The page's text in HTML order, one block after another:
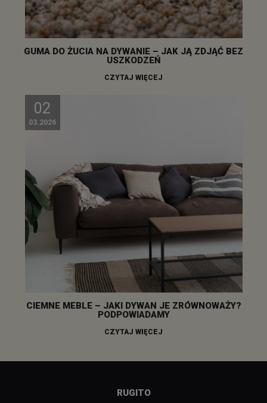
GUMA DO ŻUCIA NA DYWANIE – JAK JĄ ZDJĄĆ BEZ
USZKODZEŃ
CZYTAJ WIĘCEJ
02
03.2026
CIEMNE MEBLE – JAKI DYWAN JE ZRÓWNOWAŻY?
PODPOWIADAMY
CZYTAJ WIĘCEJ
RUGITO